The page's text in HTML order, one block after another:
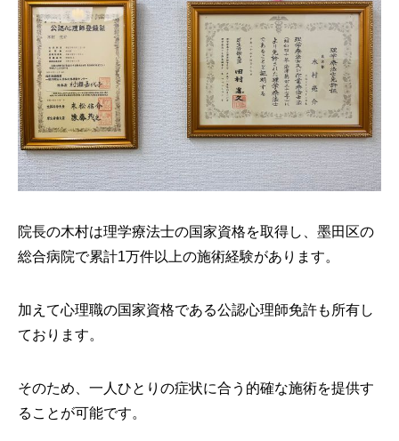
院長の木村は理学療法士の国家資格を取得し、墨田区の
総合病院で累計1万件以上の施術経験があります。
加えて心理職の国家資格である公認心理師免許も所有し
ております。
そのため、一人ひとりの症状に合う的確な施術を提供す
ることが可能です。